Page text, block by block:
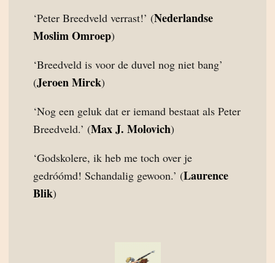
‘Peter Breedveld verrast!’ (Nederlandse
Moslim Omroep)
‘Breedveld is voor de duvel nog niet bang’
(Jeroen Mirck)
‘Nog een geluk dat er iemand bestaat als Peter
Breedveld.’ (Max J. Molovich)
‘Godskolere, ik heb me toch over je
gedróómd! Schandalig gewoon.’ (Laurence
Blik)